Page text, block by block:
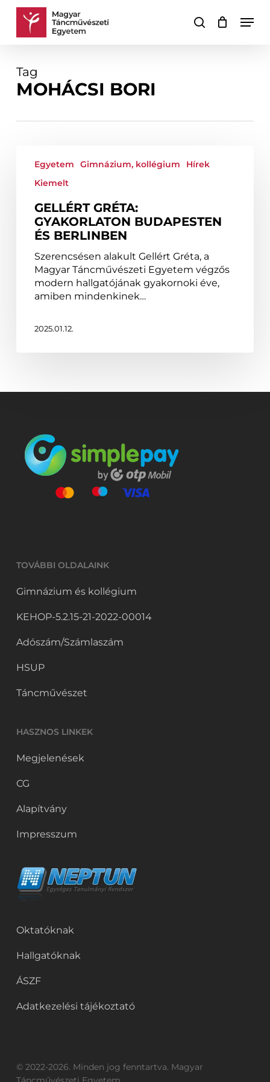
Skip
keresés
Kosár Kosár
Tag
MOHÁCSI BORI
Gréta:
Gyakorlaton
Berlinben
Egyetem Gimnázium, kollégium
Hírek
Kiemelt
GELLÉRT GRÉTA:
GYAKORLATON BUDAPESTEN
ÉS BERLINBEN
Szerencsésen alakult Gellért Gréta, a
Magyar Táncművészeti Egyetem végzős
modern hallgatójának gyakornoki éve,
amiben mindenkinek…
2025.01.12.
TOVÁBBI OLDALAINK
Gimnázium és kollégium
KEHOP-5.2.15-21-2022-00014
Adószám/Számlaszám
HSUP
Táncművészet
HASZNOS LINKEK
Megjelenések
CG
Alapítvány
Impresszum
Oktatóknak
Hallgatóknak
ÁSZF
Adatkezelési tájékoztató
© 2022-2026. Minden jog fenntartva. Magyar